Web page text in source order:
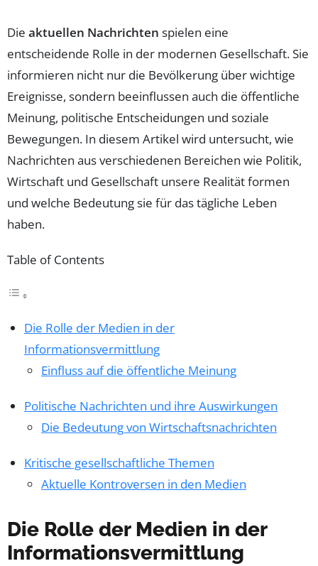
Die aktuellen Nachrichten spielen eine
entscheidende Rolle in der modernen Gesellschaft. Sie
informieren nicht nur die Bevölkerung über wichtige
Ereignisse, sondern beeinflussen auch die öffentliche
Meinung, politische Entscheidungen und soziale
Bewegungen. In diesem Artikel wird untersucht, wie
Nachrichten aus verschiedenen Bereichen wie Politik,
Wirtschaft und Gesellschaft unsere Realität formen
und welche Bedeutung sie für das tägliche Leben
haben.
Table of Contents
Die Rolle der Medien in der
Informationsvermittlung
Einfluss auf die öffentliche Meinung
Politische Nachrichten und ihre Auswirkungen
Die Bedeutung von Wirtschaftsnachrichten
Kritische gesellschaftliche Themen
Aktuelle Kontroversen in den Medien
Die Rolle der Medien in der
Informationsvermittlung